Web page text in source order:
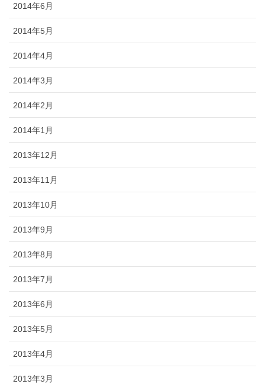
2014年6月
2014年5月
2014年4月
2014年3月
2014年2月
2014年1月
2013年12月
2013年11月
2013年10月
2013年9月
2013年8月
2013年7月
2013年6月
2013年5月
2013年4月
2013年3月